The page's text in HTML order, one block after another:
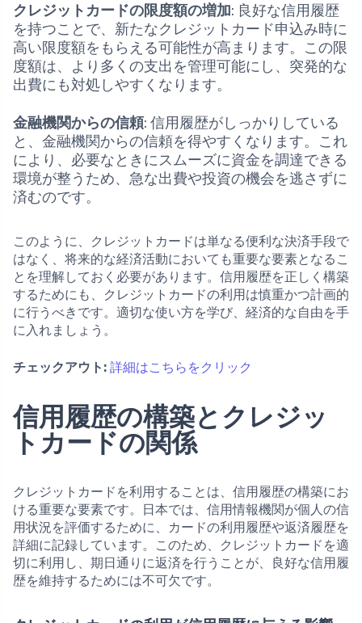
クレジットカードの限度額の増加: 良好な信用履歴
を持つことで、新たなクレジットカード申込み時に
高い限度額をもらえる可能性が高まります。この限
度額は、より多くの支出を管理可能にし、突発的な
出費にも対処しやすくなります。
金融機関からの信頼: 信用履歴がしっかりしている
と、金融機関からの信頼を得やすくなります。これ
により、必要なときにスムーズに資金を調達できる
環境が整うため、急な出費や投資の機会を逃さずに
済むのです。
このように、クレジットカードは単なる便利な決済手段で
はなく、将来的な経済活動においても重要な要素となるこ
とを理解しておく必要があります。信用履歴を正しく構築
するためにも、クレジットカードの利用は慎重かつ計画的
に行うべきです。適切な使い方を学び、経済的な自由を手
に入れましょう。
チェックアウト: 詳細はこちらをクリック
信用履歴の構築とクレジッ
トカードの関係
クレジットカードを利用することは、信用履歴の構築にお
ける重要な要素です。日本では、信用情報機関が個人の信
用状況を評価するために、カードの利用履歴や返済履歴を
詳細に記録しています。このため、クレジットカードを適
切に利用し、期日通りに返済を行うことが、良好な信用履
歴を維持するためには不可欠です。